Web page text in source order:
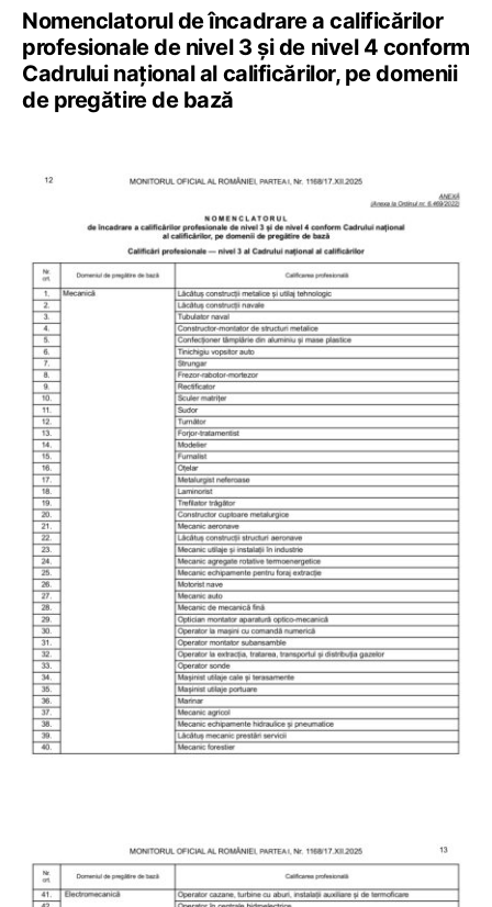
Nomenclatorul de încadrare a calificărilor
profesionale de nivel 3 și de nivel 4 conform
Cadrului național al calificărilor, pe domenii
de pregătire de bază